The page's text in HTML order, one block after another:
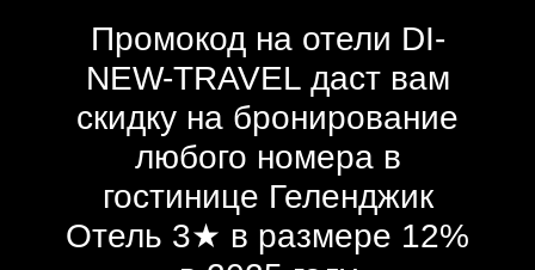
Промокод на отели DI-
NEW-TRAVEL даст вам
скидку на бронирование
любого номера в
гостинице Геленджик
Отель 3★ в размере 12%